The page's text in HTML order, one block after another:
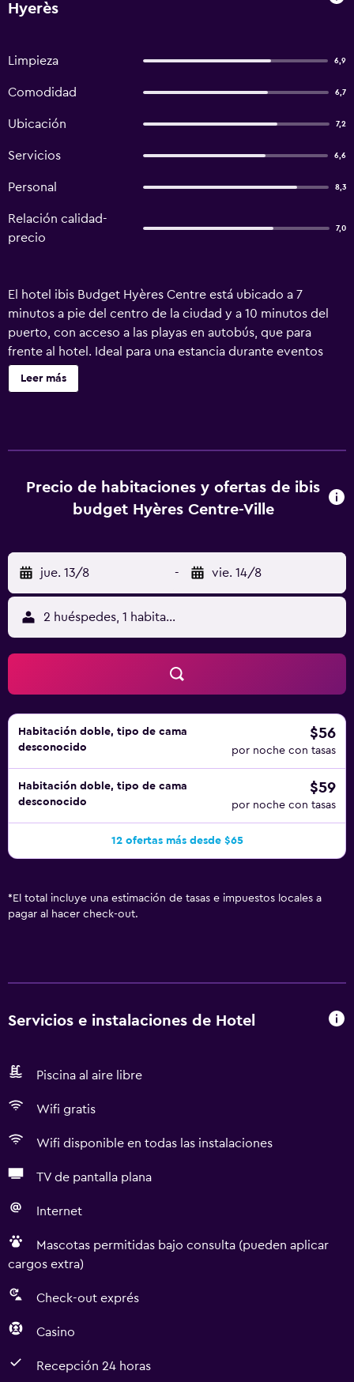
Hyerès
Limpieza 6,9
Comodidad 6,7
Ubicación 7,2
Servicios 6,6
Personal 8,3
Relación calidad-
precio
7,0
El hotel ibis Budget Hyères Centre está ubicado a 7
minutos a pie del centro de la ciudad y a 10 minutos del
puerto, con acceso a las playas en autobús, que para
frente al hotel. Ideal para una estancia durante eventos
deportivos o culturales. Todo nuestro equipo está
deseando hacer que su estancia bajo el sol de Hyères sea
Leer más
Precio de habitaciones y ofertas de ibis
budget Hyères Centre-Ville
jue. 13/8 - vie. 14/8
2 huéspedes, 1 habitación
Habitación doble, tipo de cama
desconocido
$56
por noche con tasas
Habitación doble, tipo de cama
desconocido
$59
por noche con tasas
12 ofertas más desde $65
* El total incluye una estimación de tasas e impuestos locales a
pagar al hacer check-out.
Servicios e instalaciones de Hotel
Piscina al aire libre
Wifi gratis
Wifi disponible en todas las instalaciones
TV de pantalla plana
Internet
Mascotas permitidas bajo consulta (pueden aplicar
cargos extra)
Check-out exprés
Casino
Recepción 24 horas